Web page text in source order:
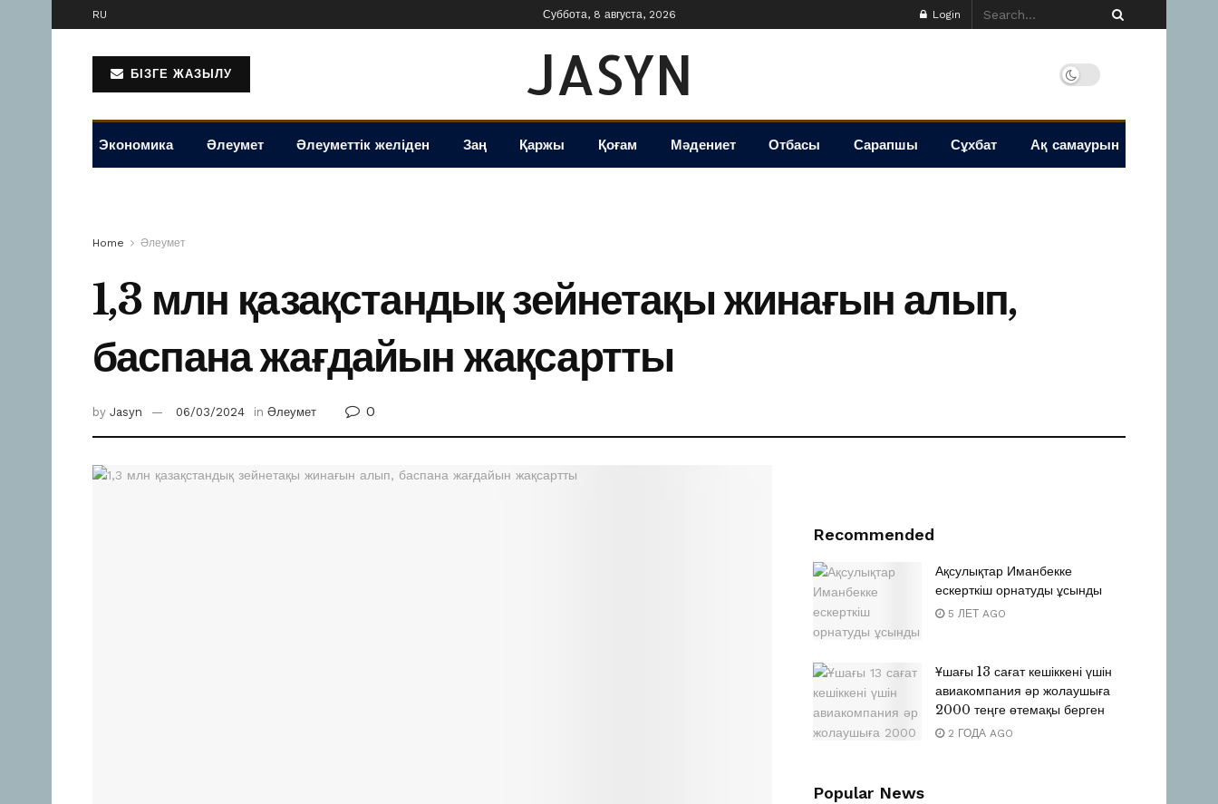
RU Суббота, 8 августа, 2026 Login
БІЗГЕ ЖАЗЫЛУ JASYN
Экономика Әлеумет Әлеуметтік желіден Заң Қаржы Қоғам Мәдениет Отбасы Сарапшы Сұхбат Ақ самаурын
Home Әлеумет
1,3 млн қазақстандық зейнетақы жинағын алып,
баспана жағдайын жақсартты
by Jasyn 06/03/2024 in Әлеумет 0
Recommended
Ақсулықтар Иманбекке
ескерткіш орнатуды ұсынды
5 ЛЕТ AGO
Ұшағы 13 сағат кешіккені үшін
авиакомпания әр жолаушыға
2000 теңге өтемақы берген
2 ГОДА AGO
Popular News